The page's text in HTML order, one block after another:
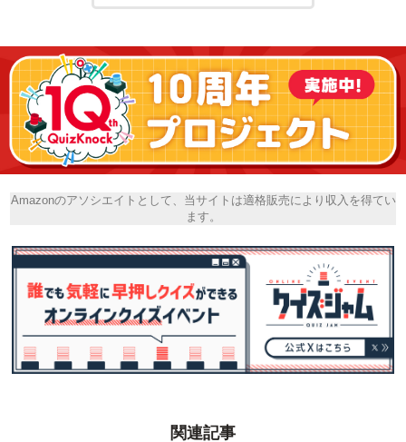
Amazonのアソシエイトとして、当サイトは適格販売により収入を得てい
ます。
関連記事